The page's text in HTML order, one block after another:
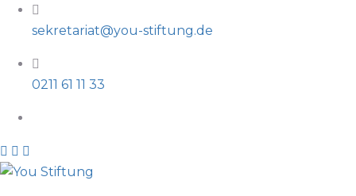
sekretariat@you-stiftung.de
0211 61 11 33